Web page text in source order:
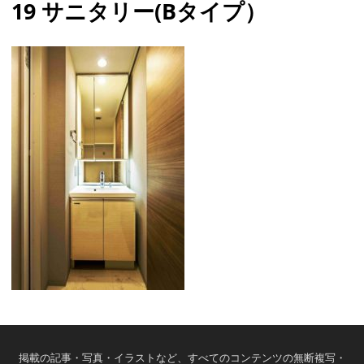
19 サニタリー(Bタイプ）
掲載の記事・写真・イラストなど、すべてのコンテンツの無断複写・